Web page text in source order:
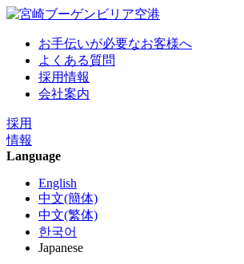
お手伝いが必要なお客様へ
よくある質問
採用情報
会社案内
採用
情報
Language
English
中文(簡体)
中文(繁体)
한국어
Japanese